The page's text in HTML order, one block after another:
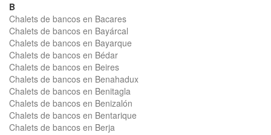
B
Chalets de bancos en Bacares
Chalets de bancos en Bayárcal
Chalets de bancos en Bayarque
Chalets de bancos en Bédar
Chalets de bancos en Beires
Chalets de bancos en Benahadux
Chalets de bancos en Benitagla
Chalets de bancos en Benizalón
Chalets de bancos en Bentarique
Chalets de bancos en Berja